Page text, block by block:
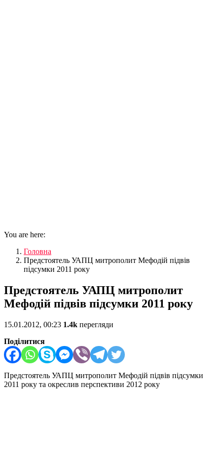
You are here:
Головна
Предстоятель УАПЦ митрополит Мефодій підвів
підсумки 2011 року
Предстоятель УАПЦ митрополит
Мефодій підвів підсумки 2011 року
15.01.2012, 00:23 1.4k перегляди
Поділитися
Предстоятель УАПЦ митрополит Мефодій підвів підсумки
2011 року та окреслив перспективи 2012 року